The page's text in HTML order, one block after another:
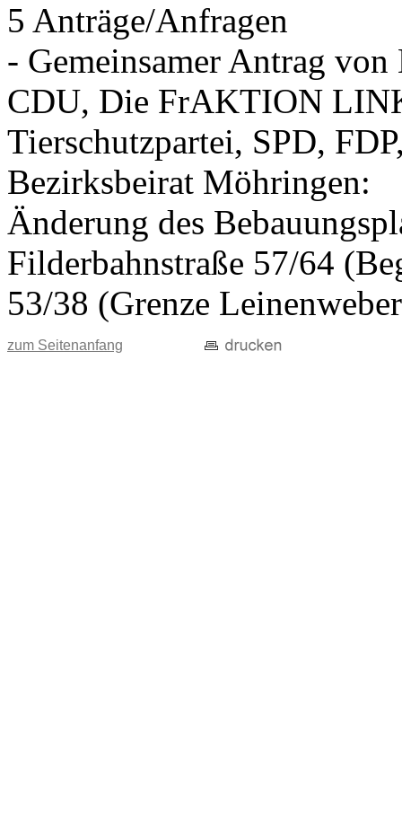
5 Anträge/Anfragen
- Gemeinsamer Antrag
CDU, Die FrAKTION
Tierschutzpartei, SPD,
Bezirksbeirat Möhringen:
Änderung des
Filderbahnstraße 57/64
53/38 (Grenze
zum Seitenanfang